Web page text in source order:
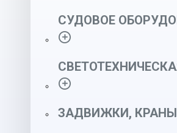
СУДОВОЕ
ЗАДВИЖКИ,